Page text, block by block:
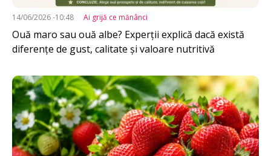
14/06/2026 -10:48 Ai grijă ce mănânci
Ouă maro sau ouă albe? Experții explică dacă există
diferențe de gust, calitate și valoare nutritivă
Imagine